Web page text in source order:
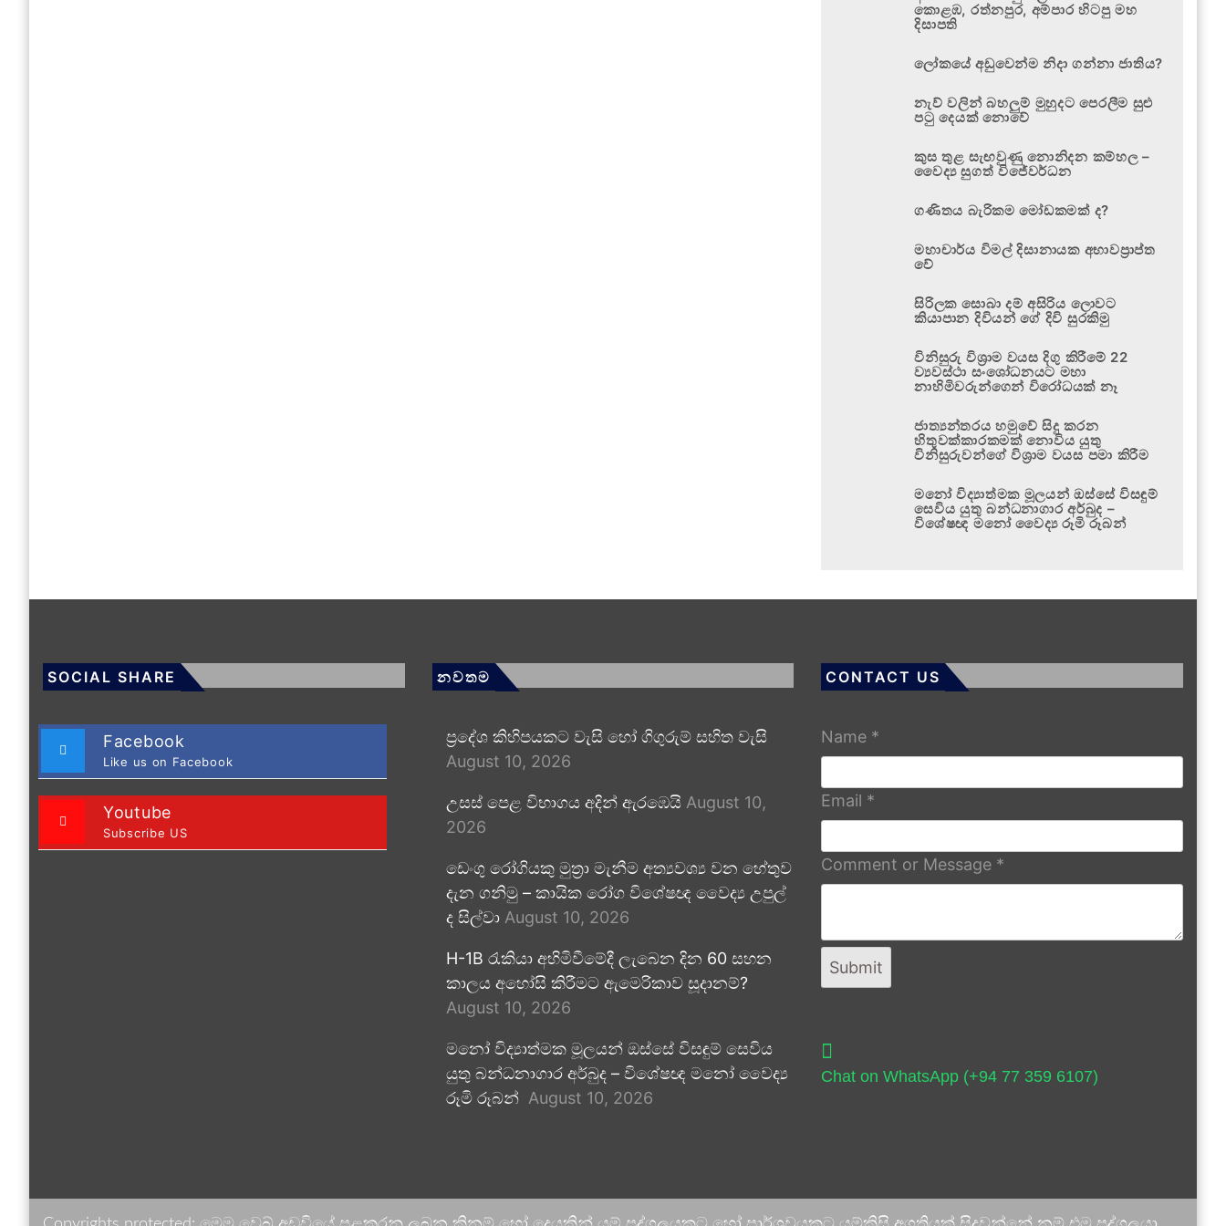
කොළඹ, රත්නපුර, අම්පාර හිටපු මහ
දිසාපති
ලෝකයේ අඩුවෙන්ම නිදා ගන්නා ජාතිය?
නැව් වලින් බහලුම් මුහුදට පෙරලීම සුළු
පටු දෙයක් නොවේ
කුස තුළ සැඟවුණු නොනිදන කම්හල –
වෛද්‍ය සුගත් විජේවර්ධන
ගණිතය බැරිකම මෝඩකමක් ද?
මහාචාර්ය විමල් දිසානායක අභාවප්‍රාප්ත
වේ
සිරිලක සොබා දම් අසිරිය ලොවට
කියාපාන දිවියන් ගේ දිවි සුරකිමු
විනිසුරු විශ්‍රාම වයස දිගු කිරීමේ 22
ව්‍යවස්ථා සංශෝධනයට මහා
නාහිමිවරුන්ගෙන් විරෝධයක් නෑ
ජාත්‍යන්තරය හමුවේ සිදු කරන
හිතුවක්කාරකමක් නොවිය යුතු
විනිසුරුවන්ගේ විශ්‍රාම වයස පමා කිරීම
මනෝ විද්‍යාත්මක මූලයන් ඔස්සේ විසඳුම්
සෙවිය යුතු බන්ධනාගාර අර්බුද –
විශේෂඥ මනෝ වෛද්‍ය රූමි රූබන්
SOCIAL SHARE
Facebook
Like us on Facebook
Youtube
Subscribe US
නවතම
ප්‍රදේශ කිහිපයකට වැසි හෝ ගිගුරුම් සහිත වැසි
August 10, 2026
උසස් පෙළ විභාගය අදින් ඇරඹෙයි August 10,
2026
ඩෙංගු රෝගියකු ⁣මුත්‍රා මැනීම අත්‍යවශ්‍ය වන හේතුව
දැන ගනිමු – කායික රෝග විශේෂඥ වෛද්‍ය උපුල්
ද සිල්වා August 10, 2026
H-1B රැකියා අහිමිවීමේදී ලැබෙන දින 60 සහන
කාලය අහෝසි කිරීමට ඇමෙරිකාව සූදානම්?
August 10, 2026
මනෝ විද්‍යාත්මක මූලයන් ඔස්සේ විසඳුම් සෙවිය
යුතු බන්ධනාගාර අර්බුද – විශේෂඥ මනෝ වෛද්‍ය
රූමි රූබන් August 10, 2026
CONTACT US
Name *
Email *
Comment or Message *
Submit
Chat on WhatsApp (+94 77 359 6107)